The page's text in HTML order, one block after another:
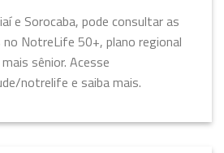
e Sorocaba, pode consultar as
NotreLife 50+, plano regional
sênior. Acesse
notrelife e saiba mais.